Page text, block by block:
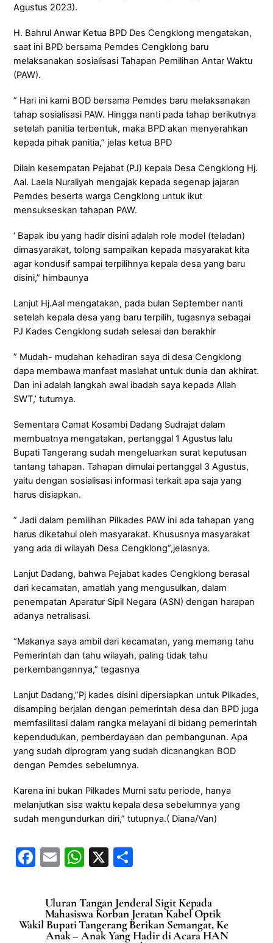
Agustus 2023).
H. Bahrul Anwar Ketua BPD Des Cengklong mengatakan,
saat ini BPD bersama Pemdes Cengklong baru
melaksanakan sosialisasi Tahapan Pemilihan Antar Waktu
(PAW).
” Hari ini kami BOD bersama Pemdes baru melaksanakan
tahap sosialisasi PAW. Hingga nanti pada tahap berikutnya
setelah panitia terbentuk, maka BPD akan menyerahkan
kepada pihak panitia,” jelas ketua BPD
Dilain kesempatan Pejabat (PJ) kepala Desa Cengklong Hj.
Aal. Laela Nuraliyah mengajak kepada segenap jajaran
Pemdes beserta warga Cengklong untuk ikut
mensukseskan tahapan PAW.
‘ Bapak ibu yang hadir disini adalah role model (teladan)
dimasyarakat, tolong sampaikan kepada masyarakat kita
agar kondusif sampai terpilihnya kepala desa yang baru
disini,” himbaunya
Lanjut Hj.Aal mengatakan, pada bulan September nanti
setelah kepala desa yang baru terpilih, tugasnya sebagai
PJ Kades Cengklong sudah selesai dan berakhir
” Mudah- mudahan kehadiran saya di desa Cengklong
dapa membawa manfaat maslahat untuk dunia dan akhirat.
Dan ini adalah langkah awal ibadah saya kepada Allah
SWT,’ tuturnya.
Sementara Camat Kosambi Dadang Sudrajat dalam
membuatnya mengatakan, pertanggal 1 Agustus lalu
Bupati Tangerang sudah mengeluarkan surat keputusan
tantang tahapan. Tahapan dimulai pertanggal 3 Agustus,
yaitu dengan sosialisasi informasi terkait apa saja yang
harus disiapkan.
” Jadi dalam pemilihan Pilkades PAW ini ada tahapan yang
harus diketahui oleh masyarakat. Khususnya masyarakat
yang ada di wilayah Desa Cengklong”,jelasnya.
Lanjut Dadang, bahwa Pejabat kades Cengklong berasal
dari kecamatan, amatlah yang mengusulkan, dalam
penempatan Aparatur Sipil Negara (ASN) dengan harapan
adanya netralisasi.
“Makanya saya ambil dari kecamatan, yang memang tahu
Pemerintah dan tahu wilayah, paling tidak tahu
perkembangannya,” tegasnya
Lanjut Dadang,”Pj kades disini dipersiapkan untuk Pilkades,
disamping berjalan dengan pemerintah desa dan BPD juga
memfasilitasi dalam rangka melayani di bidang pemerintah
kependudukan, pemberdayaan dan pembangunan. Apa
yang sudah diprogram yang sudah dicanangkan BOD
dengan Pemdes sebelumnya.
Karena ini bukan Pilkades Murni satu periode, hanya
melanjutkan sisa waktu kepala desa sebelumnya yang
sudah mengundurkan diri,” tutupnya.( Diana/Van)
F
c
e
b
E
ai
l
W
at
s
A
X
ar
e
Uluran Tangan Jenderal Sigit Kepada
Mahasiswa Korban Jeratan Kabel Optik
Wakil Bupati Tangerang Berikan Semangat, Ke
Anak – Anak Yang Hadir di Acara HAN